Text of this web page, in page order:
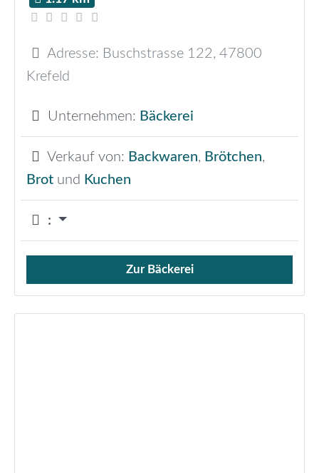
Adresse: Buschstrasse 122, 47800
Krefeld
Unternehmen: Bäckerei
Verkauf von: Backwaren, Brötchen,
Brot und Kuchen
:
Verkauf von Brötchen,
Zur Bäckerei